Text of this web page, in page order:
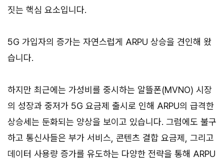
짓는 핵심 요소입니다.
5G 가입자의 증가는 자연스럽게 ARPU 상승을 견인해 왔
습니다.
하지만 최근에는 가성비를 중시하는 알뜰폰(MVNO) 시장
의 성장과 중저가 5G 요금제 출시로 인해 ARPU의 급격한
상승세는 둔화되는 양상을 보이고 있습니다. 그럼에도 불구
하고 통신사들은 부가 서비스, 콘텐츠 결합 요금제, 그리고
데이터 사용량 증가를 유도하는 다양한 전략을 통해 ARPU